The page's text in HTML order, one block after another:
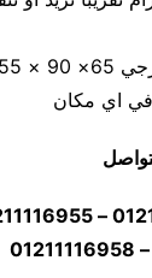
في اي مكان